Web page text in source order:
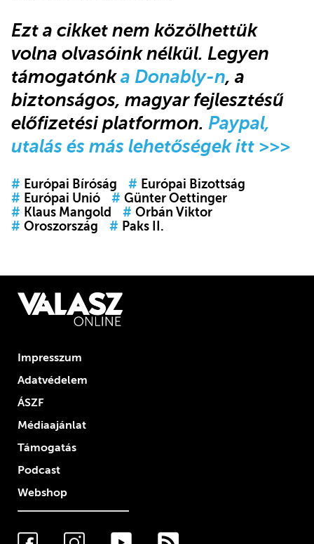
Ezt a cikket nem közölhettük
volna olvasóink nélkül. Legyen
támogatónka Donably-n, a
biztonságos, magyar fejlesztésű
előfizetési platformon. Paypal,
utalás és más lehetőségek itt >>>
# Európai Bíróság # Európai Bizottság
# Európai Unió # Günter Oettinger
# Klaus Mangold # Orbán Viktor
# Oroszország # Paks II.
Impresszum
Adatvédelem
ÁSZF
Médiaajánlat
Támogatás
Podcast
Webshop